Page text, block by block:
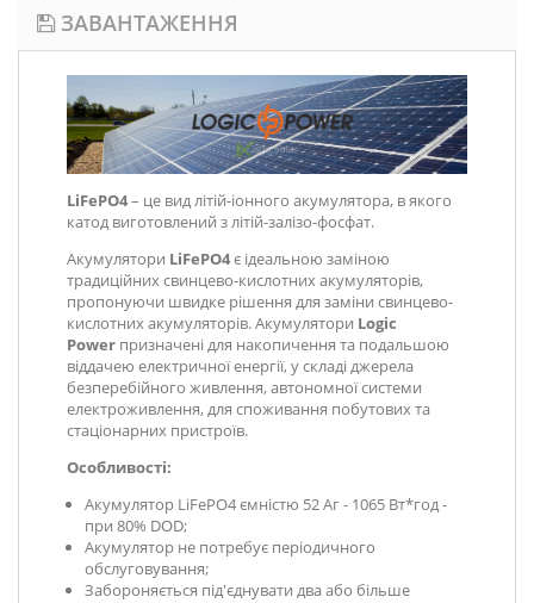
ЗАВАНТАЖЕННЯ
LiFePO4– це вид літій-іонного акумулятора, в якого
катод виготовлений з літій-залізо-фосфат.
Акумулятори LiFePO4є ідеальною заміною
традиційних свинцево-кислотних акумуляторів,
пропонуючи швидке рішення для заміни свинцево-
кислотних акумуляторів. Акумулятори Logic
Power призначені для накопичення та подальшою
віддачею електричної енергії, у складі джерела
безперебійного живлення, автономної системи
електроживлення, для споживання побутових та
стаціонарних пристроїв.
Особливості:
Акумулятор LiFePO4 ємністю 52 Aг - 1065 Вт*год -
при 80% DOD;
Акумулятор не потребує періодичного
обслуговування;
Забороняється під'єднувати два або більше